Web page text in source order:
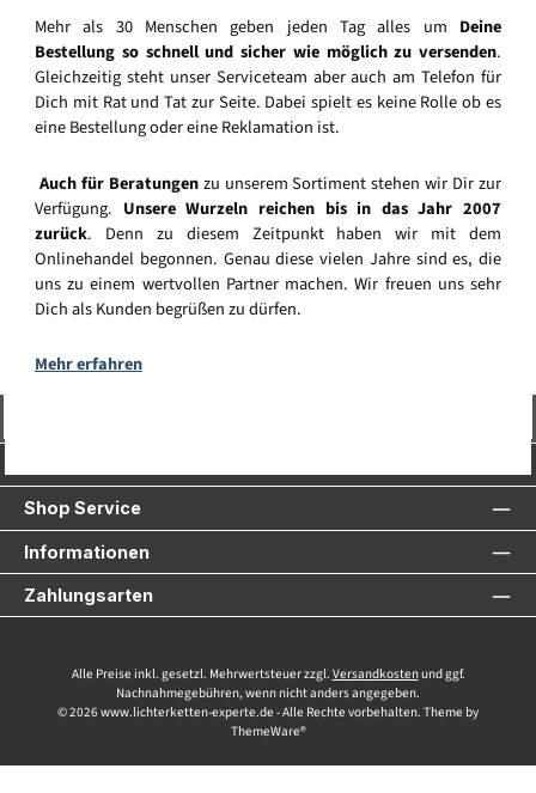
Mehr als 30 Menschen geben jeden Tag alles um Deine
Bestellung so schnell und sicher wie möglich zu versenden.
Gleichzeitig steht unser Serviceteam aber auch am Telefon für
Dich mit Rat und Tat zur Seite. Dabei spielt es keine Rolle ob es
eine Bestellung oder eine Reklamation ist.
Auch für Beratungenzu unserem Sortiment stehen wir Dir zur
Verfügung. Unsere Wurzeln reichen bis in das Jahr 2007
zurück. Denn zu diesem Zeitpunkt haben wir mit dem
Onlinehandel begonnen. Genau diese vielen Jahre sind es, die
uns zu einem wertvollen Partner machen. Wir freuen uns sehr
Dich als Kunden begrüßen zu dürfen.
Mehr erfahren
Shop Service
Informationen
Zahlungsarten
Alle Preise inkl. gesetzl. Mehrwertsteuer zzgl. Versandkostenund ggf.
Nachnahmegebühren, wenn nicht anders angegeben.
© 2026 www.lichterketten-experte.de - Alle Rechte vorbehalten. Theme by
ThemeWare®